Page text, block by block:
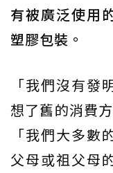
有被廣泛使用
塑膠包裝。
「我們沒有
想了舊的消費
「我們大多
父母或祖父母